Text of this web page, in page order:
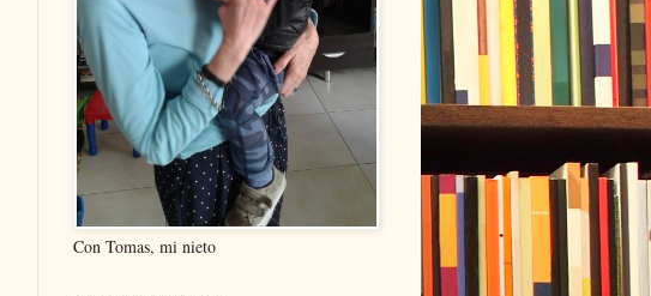
Con Tomas, mi nieto